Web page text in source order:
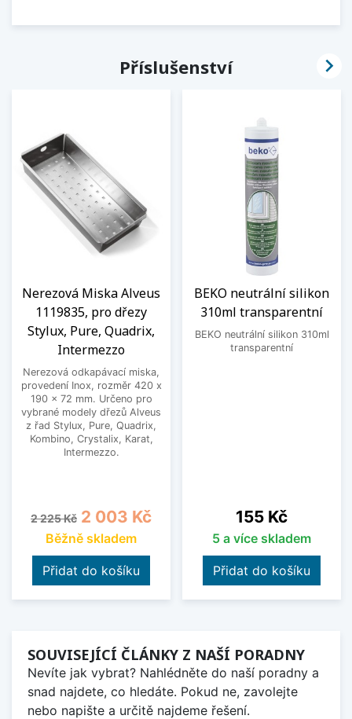
Příslušenství
Nerezová Miska Alveus
1119835, pro dřezy
Stylux, Pure, Quadrix,
Intermezzo
Nerezová odkapávací miska,
provedení Inox, rozměr 420 x
190 x 72 mm. Určeno pro
vybrané modely dřezů Alveus
z řad Stylux, Pure, Quadrix,
Kombino, Crystalix, Karat,
Intermezzo.
Běžná cena
2 225 Kč Cena
2 003 Kč
Běžně skladem
Přidat do košíku
BEKO neutrální silikon
310ml transparentní
BEKO neutrální silikon 310ml
transparentní
Cena
155 Kč
5 a více skladem
Přidat do košíku

SOUVISEJÍCÍ ČLÁNKY Z NAŠÍ PORADNY
Nevíte jak vybrat? Nahlédněte do naší poradny a
snad najdete, co hledáte. Pokud ne, zavolejte
nebo napište a určitě najdeme řešení.